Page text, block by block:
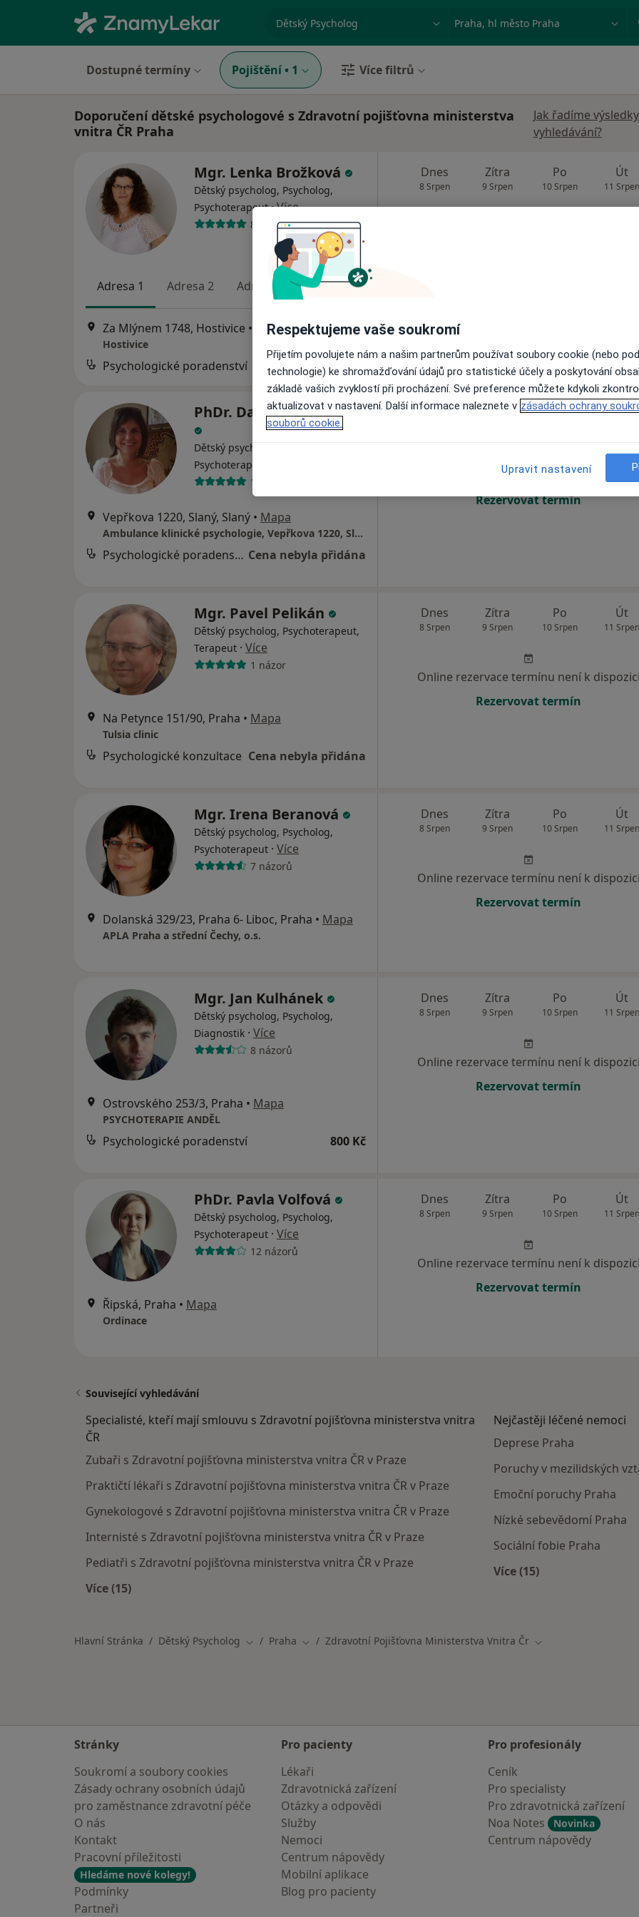
specializace, nemoc nebo příjmení Město nebo region
Dostupné termíny Pojištění • 1 Více filtrů
Doporučení dětské psychologové s Zdravotní pojišťovna ministerstva
vnitra ČR Praha
Jak řadíme výsledky
vyhledávání?
Mgr. Lenka Brožková
Dětský psycholog, Psycholog,
Psychoterapeut·Více
8 názorů
Adresa 1 Adresa 2 Adresa 3
Za Mlýnem 1748, Hostivice • Mapa
Hostivice
Psychologické poradenství 1 300 Kč
Dnes
8 Srpen
Zítra
9 Srpen
Po
10 Srpen
Út
11 Srpen
PhDr. Dagmar Nosilová
Dětský psycholog, Psycholog,
Psychoterapeut
17 názorů
Vepřkova 1220, Slaný, Slaný • Mapa
Ambulance klinické psychologie, Vepřkova 1220, Slaný
Psychologické poradenství Cena nebyla přidána
Dnes Zítra Po Út
Online rezervace termínu není k dispozici
Rezervovat termín
Mgr. Pavel Pelikán
Dětský psycholog, Psychoterapeut,
Terapeut · Více
1 názor
Na Petynce 151/90, Praha • Mapa
Tulsia clinic
Psychologické konzultace Cena nebyla přidána
Dnes
8 Srpen
Zítra
9 Srpen
Po
10 Srpen
Út
11 Srpen
Online rezervace termínu není k dispozici
Rezervovat termín
Mgr. Irena Beranová
Dětský psycholog, Psycholog,
Psychoterapeut · Více
7 názorů
Dolanská 329/23, Praha 6- Liboc, Praha • Mapa
APLA Praha a střední Čechy, o.s.
Dnes
8 Srpen
Zítra
9 Srpen
Po
10 Srpen
Út
11 Srpen
Online rezervace termínu není k dispozici
Rezervovat termín
Mgr. Jan Kulhánek
Dětský psycholog, Psycholog,
Diagnostik · Více
8 názorů
Ostrovského 253/3, Praha • Mapa
PSYCHOTERAPIE ANDĚL
Psychologické poradenství 800 Kč
Dnes
8 Srpen
Zítra
9 Srpen
Po
10 Srpen
Út
11 Srpen
Online rezervace termínu není k dispozici
Rezervovat termín
PhDr. Pavla Volfová
Dětský psycholog, Psycholog,
Psychoterapeut · Více
12 názorů
Řipská, Praha • Mapa
Ordinace
Dnes
8 Srpen
Zítra
9 Srpen
Po
10 Srpen
Út
11 Srpen
Online rezervace termínu není k dispozici
Rezervovat termín
Související vyhledávání
Specialisté, kteří mají smlouvu s Zdravotní pojišťovna ministerstva vnitra
ČR
Zubaři s Zdravotní pojišťovna ministerstva vnitra ČR v Praze
Praktičtí lékaři s Zdravotní pojišťovna ministerstva vnitra ČR v Praze
Gynekologové s Zdravotní pojišťovna ministerstva vnitra ČR v Praze
Internisté s Zdravotní pojišťovna ministerstva vnitra ČR v Praze
Pediatři s Zdravotní pojišťovna ministerstva vnitra ČR v Praze
Více (15)
Nejčastěji léčené nemoci
Deprese Praha
Poruchy v mezilidských
Emoční poruchy Praha
Nízké sebevědomí Praha
Sociální fobie Praha
Více (15)
Hlavní Stránka Dětský Psycholog Změna města
Praha Změna města
Zdravotní Pojišťovna Ministerstva Vnitra Čr Změna města
Stránky
Soukromí a soubory cookies
Zásady ochrany osobních údajů
pro zaměstnance zdravotní péče
O nás
Kontakt
Pracovní příležitosti
Hledáme nové kolegy!
Podmínky
Partneři
Pro pacienty
Lékaři
Zdravotnická zařízení
Otázky a odpovědi
Služby
Nemoci
Centrum nápovědy
Mobilní aplikace
Blog pro pacienty
Pro profesionály
Ceník
Pro specialisty
Pro zdravotnická zařízení
Noa Notes
Novinka
Centrum nápovědy
Respektujeme vaše soukromí
Přijetím povolujete nám a našim partnerům používat soubory cookie (nebo
technologie) ke shromažďování údajů pro statistické účely a poskytování
základě vašich zvyklostí při procházení. Své preference můžete kdykoli
aktualizovat v nastavení. Další informace naleznete v zásadách ochrany
souborů cookie.
Upravit nastavení